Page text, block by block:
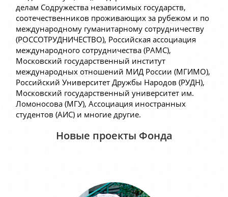
делам Содружества независимых государств,
соотечественников проживающих за рубежом и по
международному гуманитарному сотрудничеству
(РОССОТРУДНИЧЕСТВО), Российская ассоциация
международного сотрудничества (РАМС),
Московский государственный институт
международных отношений МИД России (МГИМО),
Российский Университет Дружбы Народов (РУДН),
Московский государственный университет им.
Ломоносова (МГУ), Ассоциация иностранных
студентов (АИС) и многие другие.
Новые проекты Фонда